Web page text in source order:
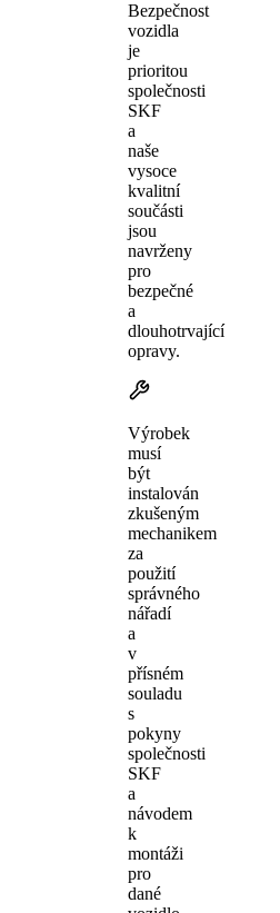
Bezpečnost
vozidla
je
prioritou
společnosti
SKF
a
naše
vysoce
kvalitní
součásti
jsou
navrženy
pro
bezpečné
a
dlouhotrvající
opravy.
Výrobek
musí
být
instalován
zkušeným
mechanikem
za
použití
správného
nářadí
a
v
přísném
souladu
s
pokyny
společnosti
SKF
a
návodem
k
montáži
pro
dané